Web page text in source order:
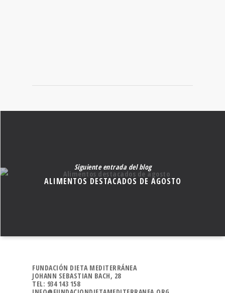
Siguiente entrada del blog
ALIMENTOS DESTACADOS DE AGOSTO
FUNDACIÓN DIETA MEDITERRÁNEA
JOHANN SEBASTIAN BACH, 28
TEL: 934 143 158